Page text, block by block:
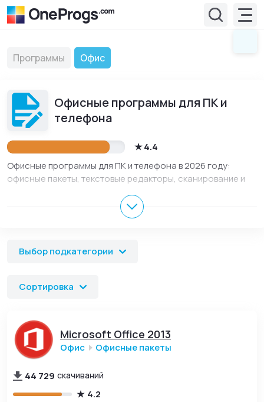
Программы Офис
Офисные программы для ПК и
телефона
4.4
Офисные программы для ПК и телефона в 2026 году:
офисные пакеты, текстовые редакторы, сканирование и
этого раздела помогают создавать документы,
редактировать тексты, работать с таблицами,
Windows, Андроид, iOS, macOS и Linux, описания на
ссылки для скачивания и установки.
Выбор подкатегории
Сортировка
Microsoft Office 2013
Офис Офисные пакеты
44 729 скачиваний
4.2